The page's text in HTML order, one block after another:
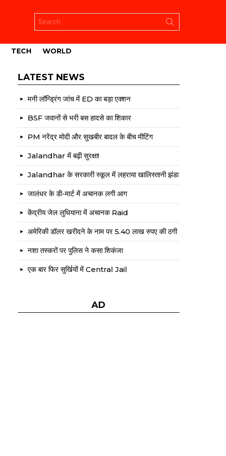
for:
TECH WORLD
LATEST NEWS
मनी लॉन्ड्रिंग जांच में ED का बड़ा एक्शन
BSF जवानों से भरी बस हादसे का शिकार
PM नरेंद्र मोदी और सुखबीर बादल के बीच मीटिंग
Jalandhar में बढ़ी सुरक्षा!
Jalandhar के सरकारी स्कूल में लहराया खालिस्तानी झंडा
जालंधर के डी-मार्ट में अचानक लगी आग
केंद्रीय जेल लुधियाना में अचानक Raid
अमेरिकी डॉलर खरीदने के नाम पर 5.40 लाख रुपए की ठगी
नशा तस्करों पर पुलिस ने कसा शिकंजा
एक बार फिर सुर्खियों में Central Jail
AD